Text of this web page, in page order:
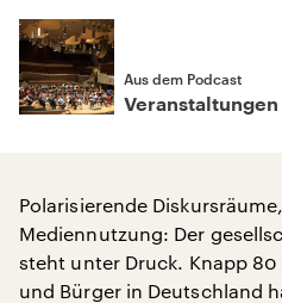
Aus dem Podcast
Veranstaltungen
Polarisierende
Mediennutzung: Der
steht unter Druck. Knapp
und Bürger in Deutschland